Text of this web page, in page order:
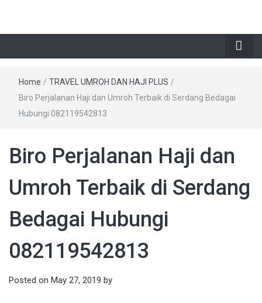
Home / TRAVEL UMROH DAN HAJI PLUS /
Biro Perjalanan Haji dan Umroh Terbaik di Serdang Bedagai
Hubungi 082119542813
Biro Perjalanan Haji dan
Umroh Terbaik di Serdang
Bedagai Hubungi
082119542813
Posted on May 27, 2019 by